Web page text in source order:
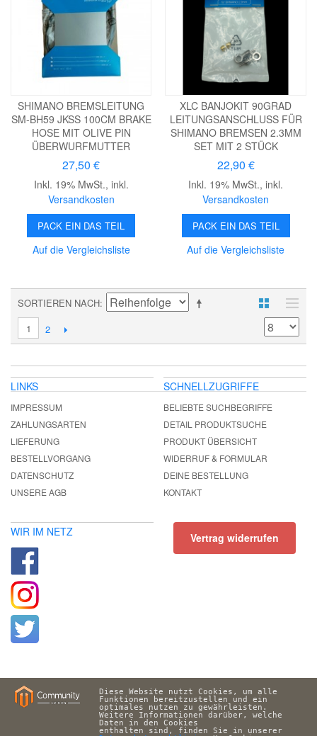
SHIMANO BREMSLEITUNG
SM-BH59 JKSS 100CM BRAKE
HOSE MIT OLIVE PIN
ÜBERWURFMUTTER
27,50 €
Inkl. 19% MwSt., inkl.
Versandkosten
PACK EIN DAS TEIL
Auf die Vergleichsliste
XLC BANJOKIT 90GRAD
LEITUNGSANSCHLUSS FÜR
SHIMANO BREMSEN 2.3MM
SET MIT 2 STÜCK
22,90 €
Inkl. 19% MwSt.,inkl.
Versandkosten
PACK EIN DAS TEIL
Auf die Vergleichsliste
SORTIEREN NACH
1
2
LINKS
IMPRESSUM
ZAHLUNGSARTEN
LIEFERUNG
BESTELLVORGANG
DATENSCHUTZ
UNSERE AGB
SCHNELLZUGRIFFE
BELIEBTE SUCHBEGRIFFE
DETAIL PRODUKTSUCHE
PRODUKT ÜBERSICHT
WIDERRUF & FORMULAR
DEINE BESTELLUNG
KONTAKT
WIR IM NETZ Vertrag widerrufen
Diese Website nutzt Cookies, um alle
Funktionen bereitzustellen und ein
optimales nutzen zu gewährleisten.
Weitere Informationen darüber, welche
Daten in den Cookies